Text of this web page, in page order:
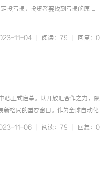
投亏损，投资者要找到亏损的原 ...
11-04 阅读：79 回复：0
正式启幕。以开放汇合作之力，聚
新格局的重要窗口。作为全球自动化
激发未来创新力”主题，携旗下工
11-06 阅读：79 回复：0